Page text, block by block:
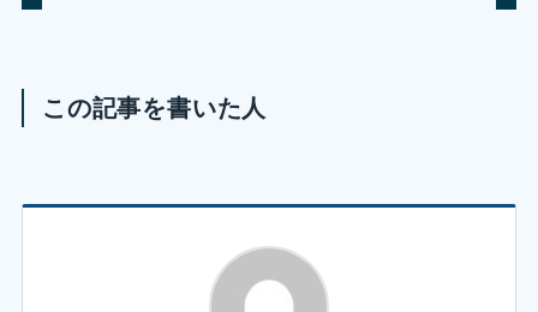
この記事を書いた人